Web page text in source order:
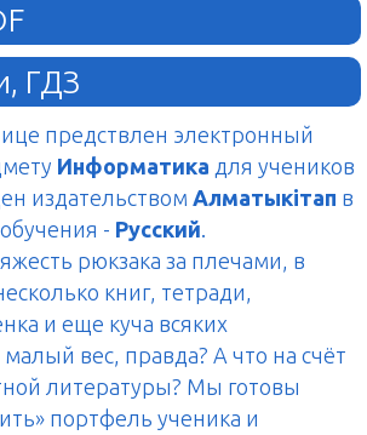
ГДЗ
предствлен электронный
Информатика для учеников
издательством Алматыкітап в
- Русский.
рюкзака за плечами, в
книг, тетради,
и еще куча всяких
вес, правда? А что на счёт
литературы? Мы готовы
портфель ученика и